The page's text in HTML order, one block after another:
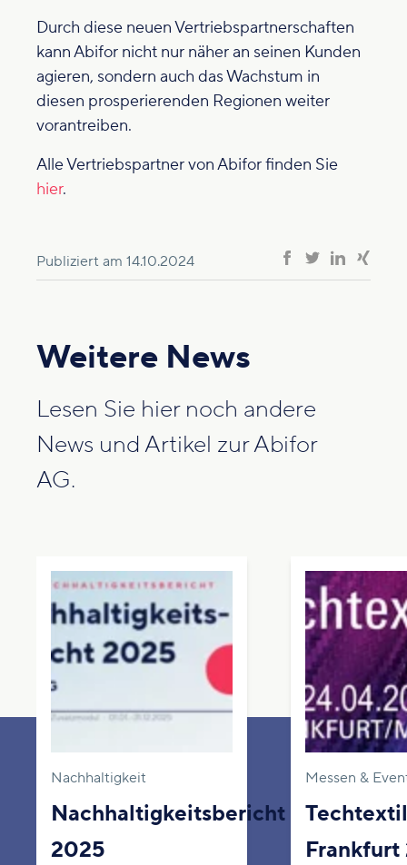
Durch diese neuen Vertriebspartnerschaften
kann Abifor nicht nur näher an seinen Kunden
agieren, sondern auch das Wachstum in
diesen prosperierenden Regionen weiter
vorantreiben.
Alle Vertriebspartner von Abifor finden Sie
hier.
Publiziert am 14.10.2024
Weitere News
Lesen Sie hier noch andere
News und Artikel zur Abifor
AG.
Nachhaltigkeit
Nachhaltigkeitsbericht
2025
Messen &
Techtextil
Frankfurt